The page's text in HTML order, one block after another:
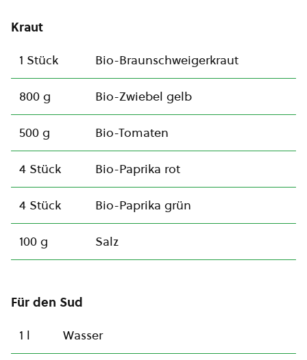
Kraut
1 Stück
Bio-Braunschweigerkraut
800 g Bio-Zwiebel gelb
500 g Bio-Tomaten
4 Stück Bio-Paprika rot
4 Stück Bio-Paprika grün
100 g Salz
Für den Sud
1 l
Wasser